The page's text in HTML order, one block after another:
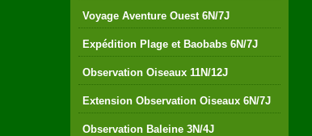
Voyage Aventure Ouest 6N/7J
Expédition Plage et Baobabs 6N/7J
Observation Oiseaux 11N/12J
Extension Observation Oiseaux 6N/7J
Observation Baleine 3N/4J